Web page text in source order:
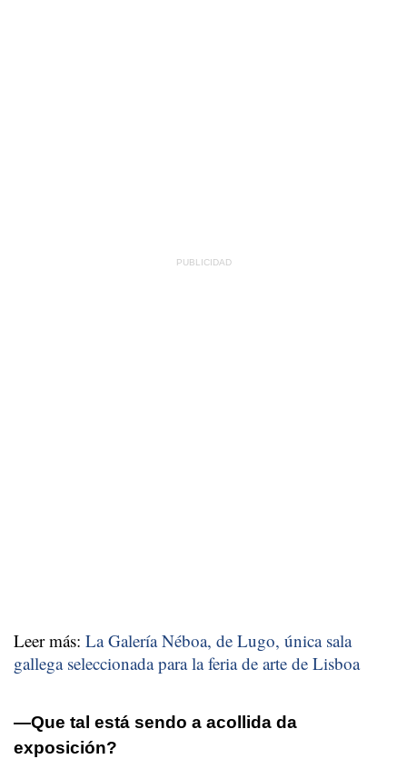
Leer más: La Galería Néboa, de Lugo, única sala
gallega seleccionada para la feria de arte de Lisboa
—Que tal está sendo a acollida da
exposición?